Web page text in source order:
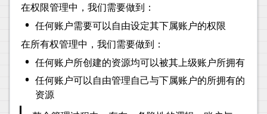
在权限管理中，我们需要做到：
• 任何账户需要可以自由设定其下属账户的权限
在所有权管理中，我们需要做到：
• 任何账户所创建的资源均可以被其上级账户所拥有
• 任何账户可以自由管理自己与下属账户的所拥有的
资源